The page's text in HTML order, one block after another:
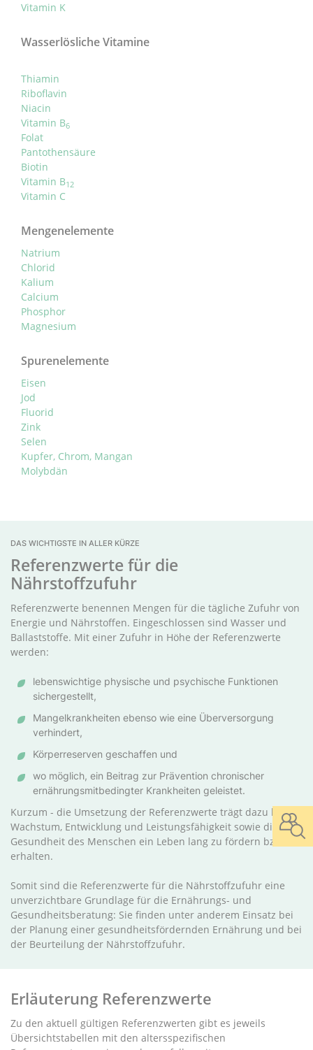
Vitamin K
Wasserlösliche Vitamine
Thiamin
Riboflavin
Niacin
Vitamin B6
Folat
Pantothensäure
Biotin
Vitamin B12
Vitamin C
Mengenelemente
Natrium
Chlorid
Kalium
Calcium
Phosphor
Magnesium
Spurenelemente
Eisen
Jod
Fluorid
Zink
Selen
Kupfer, Chrom, Mangan
Molybdän
DAS WICHTIGSTE IN ALLER KÜRZE
Referenzwerte für die
Nährstoffzufuhr
Referenzwerte benennen Mengen für die tägliche Zufuhr von
Energie und Nährstoffen. Eingeschlossen sind Wasser und
Ballaststoffe. Mit einer Zufuhr in Höhe der Referenzwerte
werden:
lebenswichtige physische und psychische Funktionen
sichergestellt,
Mangelkrankheiten ebenso wie eine Überversorgung
verhindert,
Körperreserven geschaffen und
wo möglich, ein Beitrag zur Prävention chronischer
ernährungsmitbedingter Krankheiten geleistet.
Kurzum - die Umsetzung der Referenzwerte trägt dazu bei,
Wachstum, Entwicklung und Leistungsfähigkeit sowie die
Gesundheit des Menschen ein Leben lang zu fördern bzw. zu
erhalten.
Somit sind die Referenzwerte für die Nährstoffzufuhr eine
unverzichtbare Grundlage für die Ernährungs- und
Gesundheitsberatung: Sie finden unter anderem Einsatz bei
der Planung einer gesundheitsfördernden Ernährung und bei
der Beurteilung der Nährstoffzufuhr.
Erläuterung Referenzwerte
Zu den aktuell gültigen Referenzwerten gibt es jeweils
Übersichtstabellen mit den altersspezifischen